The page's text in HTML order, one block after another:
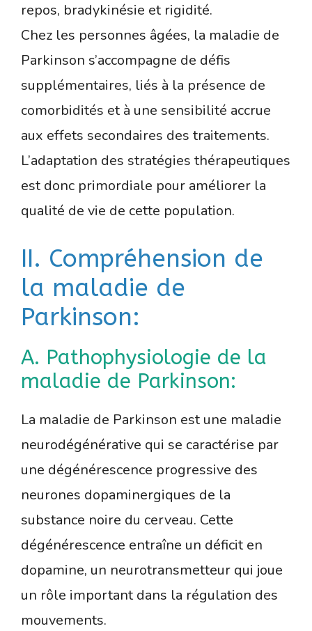
repos, bradykinésie et rigidité.
Chez les personnes âgées, la maladie de
Parkinson s’accompagne de défis
supplémentaires, liés à la présence de
comorbidités et à une sensibilité accrue
aux effets secondaires des traitements.
L’adaptation des stratégies thérapeutiques
est donc primordiale pour améliorer la
qualité de vie de cette population.
II. Compréhension de
la maladie de
Parkinson:
A. Pathophysiologie de la
maladie de Parkinson:
La maladie de Parkinson est une maladie
neurodégénérative qui se caractérise par
une dégénérescence progressive des
neurones dopaminergiques de la
substance noire du cerveau. Cette
dégénérescence entraîne un déficit en
dopamine, un neurotransmetteur qui joue
un rôle important dans la régulation des
mouvements.